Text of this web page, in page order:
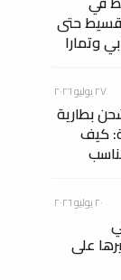
حتى
٢٧ يوليو ٢٠٢٦
بطارية
كيف
٢٠ يوليو ٢٠٢٦
على